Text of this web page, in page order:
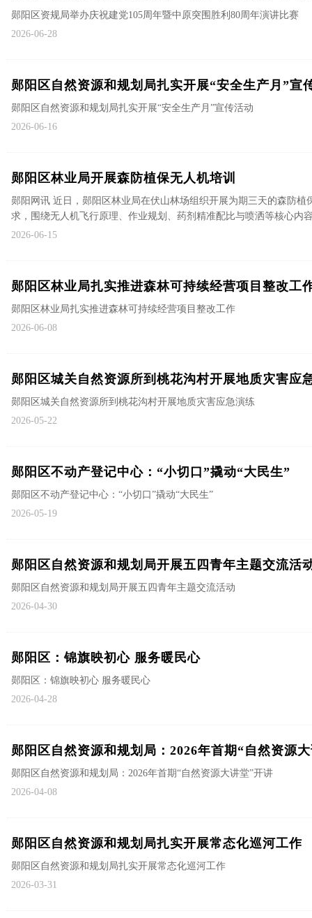
郧阳区资规局举办庆祝建党105周年暨中原突围胜利80周年演讲比赛
2026-06-28
郧阳区自然资源和规划局扎实开展“安全生产月”宣
郧阳区自然资源和规划局扎实开展“安全生产月”宣传活动
2026-06-16
郧阳区林业局开展森防植保无人机培训
郧阳网讯 近日，郧阳区林业局在伏山林场组织开展为期三天的森防
求，围绕无人机飞行原理、作业规划、药剂精准配比与喷洒等核心内
2026-06-15
郧阳区林业局扎实推进森林可持续经营项目整改工
郧阳区林业局扎实推进森林可持续经营项目整改工作
2026-06-08
郧阳区城关自然资源所到桃花沟村开展地质灾害应
郧阳区城关自然资源所到桃花沟村开展地质灾害应急演练
2026-05-22
郧阳区不动产登记中心：“小切口”撬动“大民生”
郧阳区不动产登记中心：“小切口”撬动“大民生”
2026-05-19
郧阳区自然资源和规划局开展五四青年主题交流活
郧阳区自然资源和规划局开展五四青年主题交流活动
2026-04-30
郧阳区：锦旗映初心 服务暖民心
郧阳区：锦旗映初心 服务暖民心
2026-04-28
郧阳区自然资源和规划局：2026年首期“自然资源
郧阳区自然资源和规划局：2026年首期“自然资源大讲堂”开讲
2026-04-08
郧阳区自然资源和规划局扎实开展常态化巡河工作
郧阳区自然资源和规划局扎实开展常态化巡河工作
2026-03-31